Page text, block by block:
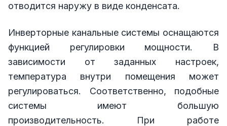
отводится наружу в виде конденсата.
Инверторные канальные системы оснащаются
функцией регулировки мощности. В
зависимости от заданных настроек,
температура внутри помещения может
регулироваться. Соответственно, подобные
системы имеют большую
производительность. При работе